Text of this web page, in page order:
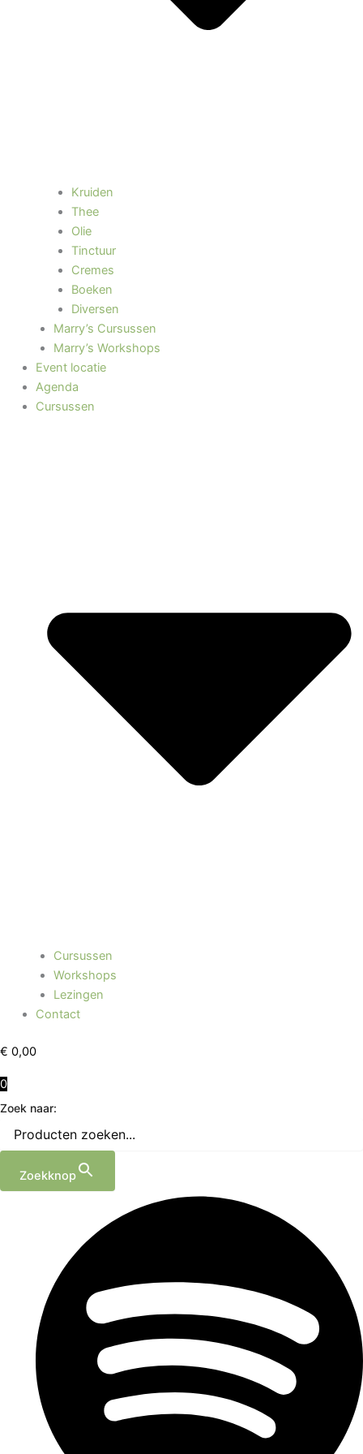
Kruiden
Thee
Olie
Tinctuur
Cremes
Boeken
Diversen
Marry’s Cursussen
Marry’s Workshops
Event locatie
Agenda
Cursussen
Cursussen
Workshops
Lezingen
Contact
€ 0,00
0
Zoek naar:
Zoekknop